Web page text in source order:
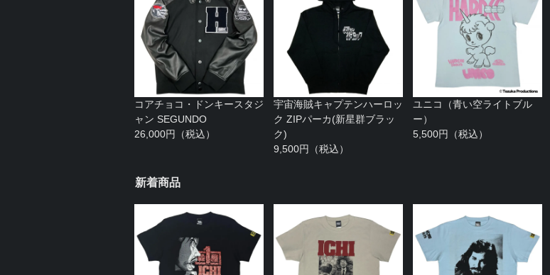
コアチョコ・ドンキースタジ
ャン SEGUNDO
26,000円（税込）
宇宙海賊キャプテンハーロッ
ク ZIPパーカ(新星群ブラッ
ク)
9,500円（税込）
ユニコ（青い空ライトブル
ー）
5,500円（税込）
新着商品